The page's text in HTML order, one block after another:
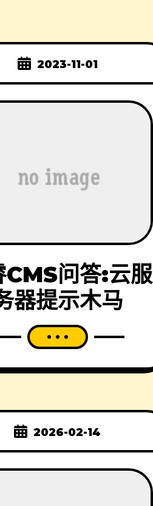
2023-11-01
CMS问答:云服
器提示木马
2026-02-14